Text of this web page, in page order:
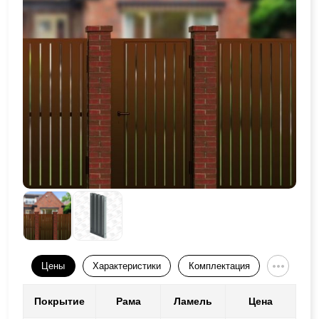
Цены Характеристики Комплектация
Покрытие Рама Ламель Цена